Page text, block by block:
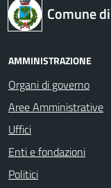
Comune
AMMINISTRAZIONE
Organi di governo
Aree Amministrative
Uffici
Enti e fondazioni
Politici